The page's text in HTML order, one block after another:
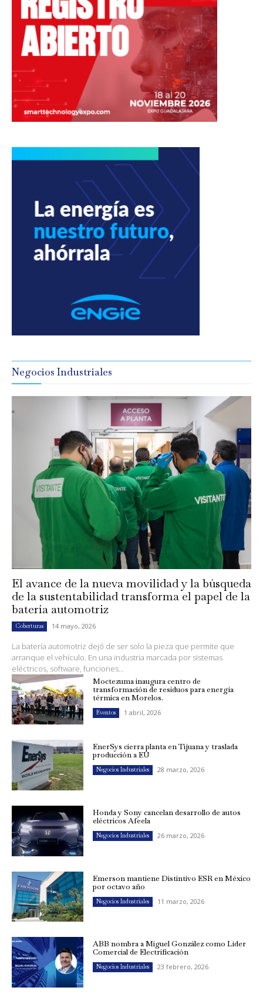
Negocios Industriales
El avance de la nueva movilidad y la búsqueda
de la sustentabilidad transforma el papel de la
batería automotriz
Coberturas 14 mayo, 2026
La batería automotriz dejó de ser solo la pieza que permite que
arranque el vehículo. En una industria marcada por sistemas
eléctricos, software, funciones...
Moctezuma inaugura centro de
transformación de residuos para energía
térmica en Morelos.
Eventos 1 abril, 2026
EnerSys cierra planta en Tijuana y traslada
producción a EU
Negocios Industriales 28 marzo, 2026
Honda y Sony cancelan desarrollo de autos
eléctricos Afeela
Negocios Industriales 26 marzo, 2026
Emerson mantiene Distintivo ESR en México
por octavo año
Negocios Industriales 11 marzo, 2026
ABB nombra a Miguel González como Líder
Comercial de Electrificación
Negocios Industriales 23 febrero, 2026